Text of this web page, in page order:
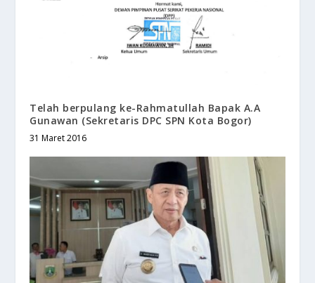
Telah berpulang ke-Rahmatullah Bapak A.A
Gunawan (Sekretaris DPC SPN Kota Bogor)
31 Maret 2016